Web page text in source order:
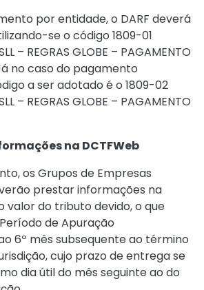
por entidade, o DARF deverá
se o código 1809-01
– REGRAS GLOBE – PAGAMENTO
no caso do pagamento
a ser adotado é o 1809-02
– REGRAS GLOBE – PAGAMENTO
na DCTFWeb
os Grupos de Empresas
prestar informações na
valor do tributo devido, o que
de Apuração
6º mês subsequente ao término
cujo prazo de entrega se
dia útil do mês seguinte ao do